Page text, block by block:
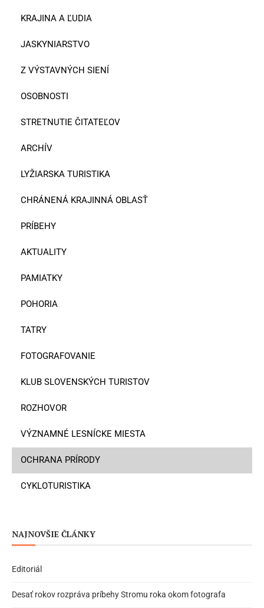
KRAJINA A ĽUDIA
JASKYNIARSTVO
Z VÝSTAVNÝCH SIENÍ
OSOBNOSTI
STRETNUTIE ČITATEĽOV
ARCHÍV
LYŽIARSKA TURISTIKA
CHRÁNENÁ KRAJINNÁ OBLASŤ
PRÍBEHY
AKTUALITY
PAMIATKY
POHORIA
TATRY
FOTOGRAFOVANIE
KLUB SLOVENSKÝCH TURISTOV
ROZHOVOR
VÝZNAMNÉ LESNÍCKE MIESTA
OCHRANA PRÍRODY
CYKLOTURISTIKA
NAJNOVŠIE ČLÁNKY
Editoriál
Desať rokov rozpráva príbehy Stromu roka okom fotografa